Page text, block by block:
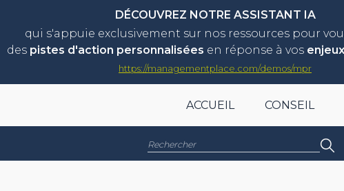
DÉCOUVREZ NOTRE ASSISTANT IA
qui s'appuie exclusivement sur nos ressources pour
des pistes d'action personnalisées en réponse à vos
https://managementplace.com/demos/mpr
ACCUEIL CONSEIL
Rechercher :